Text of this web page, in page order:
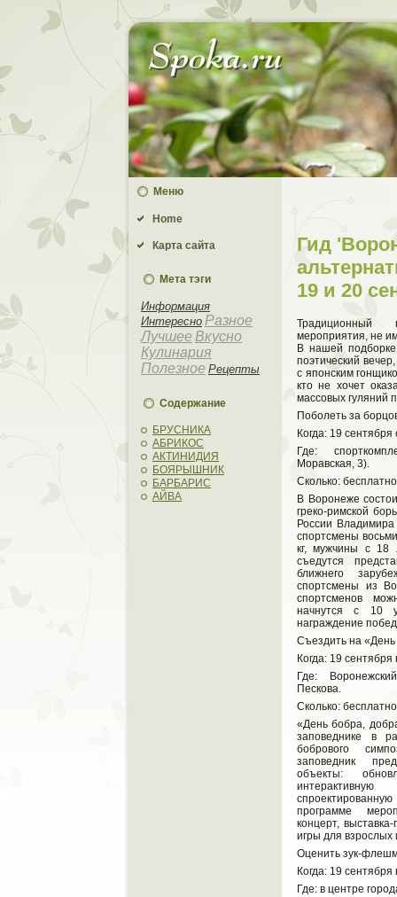
Меню
Home
Карта сайта
Мета тэги
Информация
Интересно Разное
Лучшее Вкусно
Кулинария
Полезное Рецепты
Содержание
БРУСНИКА
АБРИКОС
АКТИНИДИЯ
БОЯРЫШНИК
БАРБАРИС
АЙВА
Гид
19 и 20
Традиционный
мероприятия, не
В нашей подборке
поэтический
с японским
кто не хочет
массовых гуляний
Поболеть за
Когда: 19 сентября
Где:
Моравская, 3).
Сколько:
В Воронеже
греко-римской
России
спортсмены
кг, мужчины с 18
съедутся
ближнего
спортсмены из
спортсменов
начнутся с 10
награждение
Съездить на
Когда: 19 сентября
Где:
Пескова.
Сколько:
«День бобра,
заповеднике в
бобрового
заповедник
объекты:
программе
концерт,
игры для взрослых
Оценить зук-
Когда: 19
Где: в центре